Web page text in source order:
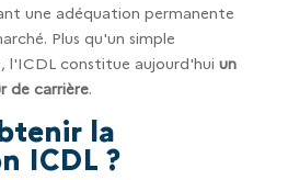
une adéquation permanente
Plus qu'un simple
l'ICDL constitue aujourd'hui un
de carrière.
la
ICDL ?